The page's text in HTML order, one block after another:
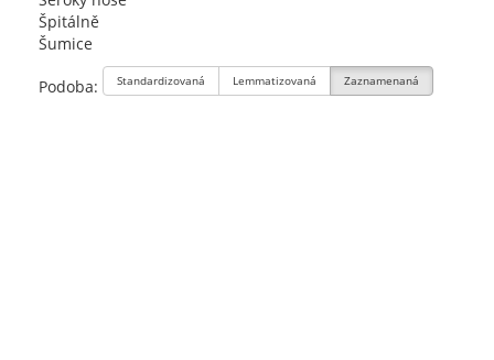
Špitálně
Šumice
Podoba: Standardizovaná Lemmatizovaná Zaznamenaná